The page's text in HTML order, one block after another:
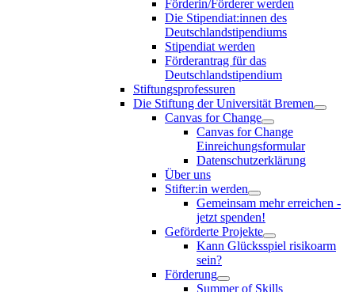
Förderin/Förderer werden
Die Stipendiat:innen des
Deutschlandstipendiums
Stipendiat werden
Förderantrag für das
Deutschlandstipendium
Stiftungsprofessuren
Die Stiftung der Universität Bremen
Canvas for Change
Canvas for Change
Einreichungsformular
Datenschutzerklärung
Über uns
Stifter:in werden
Gemeinsam mehr erreichen -
jetzt spenden!
Geförderte Projekte
Kann Glücksspiel risikoarm
sein?
Förderung
Summer of Skills